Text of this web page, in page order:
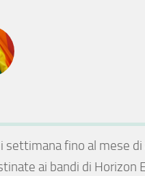
fino al mese
ai bandi di Horizon